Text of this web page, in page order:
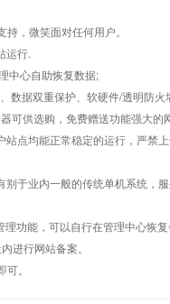
，微笑面对任何用户。
运行.
中心自助恢复数据;
数据双重保护、软硬件/透明防火
可供选购，免费赠送功能强大
点均能正常稳定的运行，严禁
于业内一般的传统单机系统，
功能，可以自行在管理中心恢
进行网站备案。
。